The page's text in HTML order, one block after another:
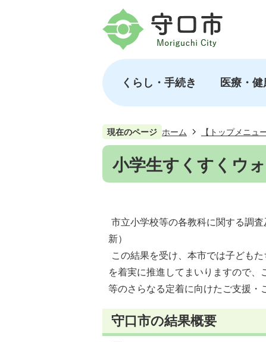
くらし・手続き 医療・
現在のページ ホーム 【トップメニュ
小学生すくすくウ
市立小学校等の各教科に関する調
新）
この結果を受け、本市では子ども
を着実に推進してまいりますので
等のさらなる定着に向けたご支援・
守口市の結果概要